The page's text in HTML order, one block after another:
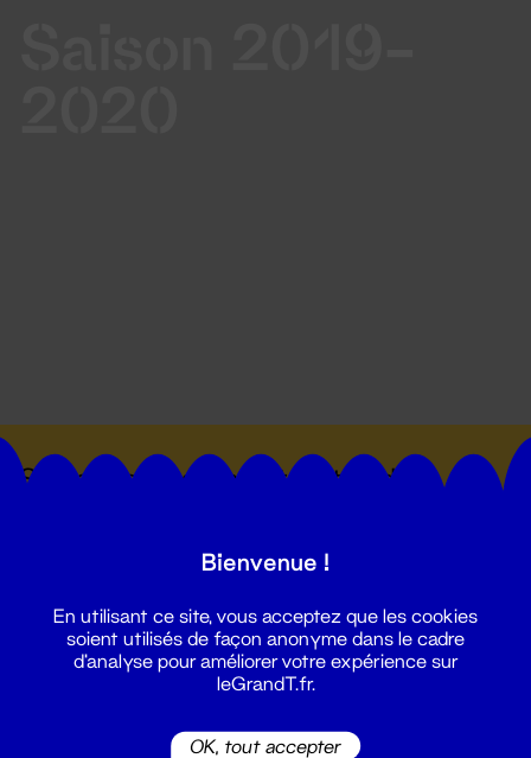
Suivez toutes les actualités du
Bienvenue !
En utilisant ce site, vous acceptez que les cookies
soient utilisés de façon anonyme dans le cadre
d'analyse pour améliorer votre expérience sur
leGrandT.fr.
OK, tout accepter